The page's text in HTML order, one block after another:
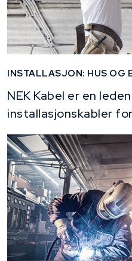
INSTALLASJON: HUS OG
NEK Kabel er en
installasjonskabler